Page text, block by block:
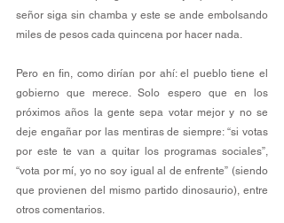
señor siga sin chamba y este se ande embolsando
miles de pesos cada quincena por hacer nada.
Pero en fin, como dirían por ahí: el pueblo tiene el
gobierno que merece. Solo espero que en los
próximos años la gente sepa votar mejor y no se
deje engañar por las mentiras de siempre: “si votas
por este te van a quitar los programas sociales”,
“vota por mí, yo no soy igual al de enfrente” (siendo
que provienen del mismo partido dinosaurio), entre
otros comentarios.